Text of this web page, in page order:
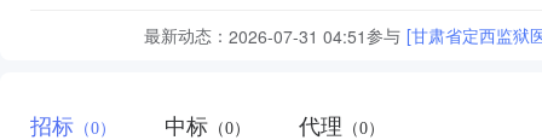
最新动态： 2026-07-31 04:51参与 [甘肃省定西监狱
招标 （0） 中标 （0） 代理 （0）